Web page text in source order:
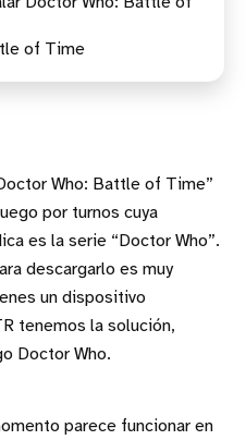
of Time
Who: Battle of Time”
por turnos cuya
es la serie “Doctor Who”.
descargarlo es muy
un dispositivo
tenemos la solución,
Doctor Who.
parece funcionar en